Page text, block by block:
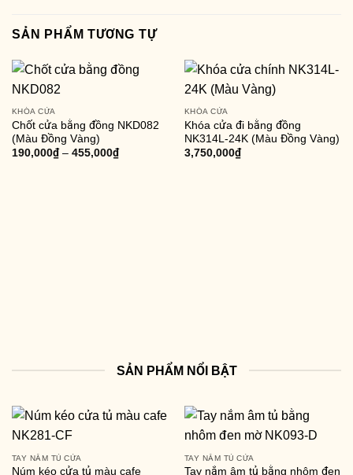
SẢN PHẨM TƯƠNG TỰ
KHÓA CỬA
Chốt cửa bằng đồng NKD082
(Màu Đồng Vàng)
190,000₫– 455,000₫
KHÓA CỬA
Khóa cửa đi bằng đồng
NK314L-24K (Màu Đồng Vàng)
3,750,000₫
SẢN PHẨM NỔI BẬT
TAY NẮM TỦ CỬA
Núm kéo cửa tủ màu cafe
TAY NẮM TỦ CỬA
Tay nắm âm tủ bằng nhôm đen